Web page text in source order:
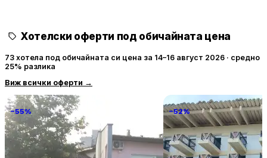
Хотелски оферти под обичайната цена
73 хотела под обичайната си цена за 14–16 август 2026 · средно
25% разлика
Виж всички оферти →
−55% −52%